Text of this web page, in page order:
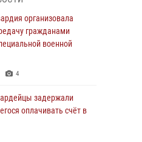
в баре на улице
- Западного округа
4
организовала
гражданами
военной
4
задержали
оплачивать счёт в